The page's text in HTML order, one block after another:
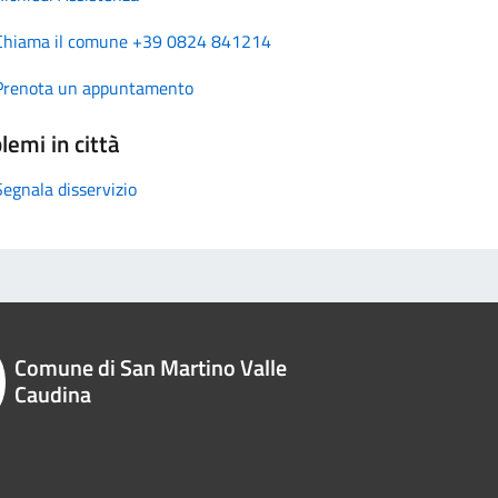
il comune +39 0824 841214
un appuntamento
in città
disservizio
Comune di San Martino Valle
Caudina